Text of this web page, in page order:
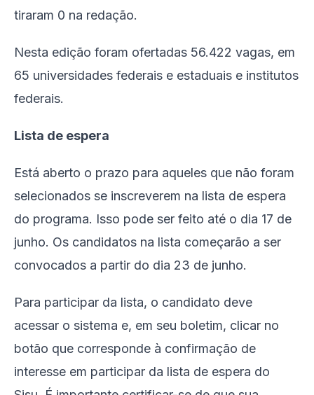
tiraram 0 na redação.
Nesta edição foram ofertadas 56.422 vagas, em
65 universidades federais e estaduais e institutos
federais.
Lista de espera
Está aberto o prazo para aqueles que não foram
selecionados se inscreverem na lista de espera
do programa. Isso pode ser feito até o dia 17 de
junho. Os candidatos na lista começarão a ser
convocados a partir do dia 23 de junho.
Para participar da lista, o candidato deve
acessar o sistema e, em seu boletim, clicar no
botão que corresponde à confirmação de
interesse em participar da lista de espera do